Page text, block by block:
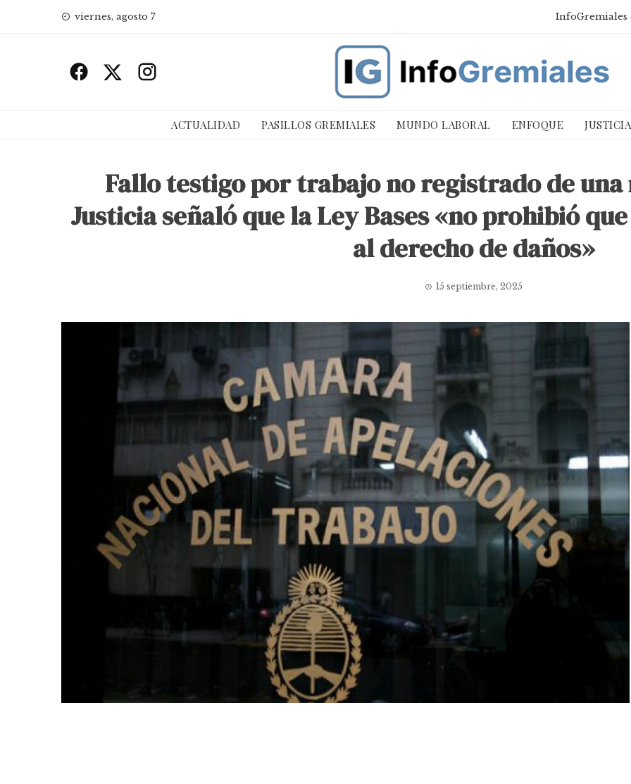
viernes, agosto 7 InfoGremiales
ACTUALIDAD PASILLOS GREMIALES MUNDO LABORAL ENFOQUE
Fallo testigo por trabajo no registrado de
Justicia señaló que la Ley Bases «no prohibió
al derecho de daños»
15 septiembre, 2025